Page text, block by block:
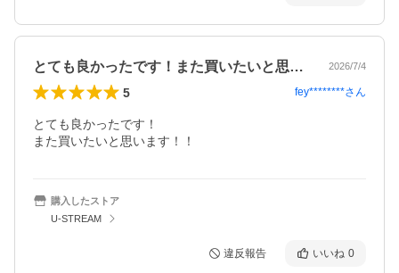
とても良かったです！また買いたいと思い… 2026/7/4
5 fey********さん
とても良かったです！
また買いたいと思います！！
購入したストア
U-STREAM
違反報告 いいね 0